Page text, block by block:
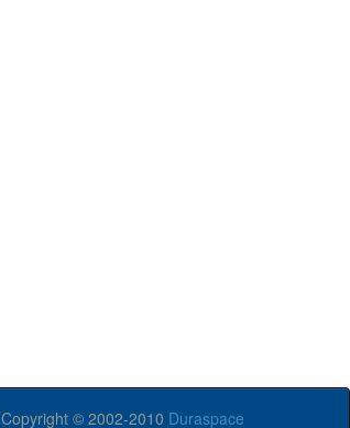
Copyright © 2002-2010 Duraspace